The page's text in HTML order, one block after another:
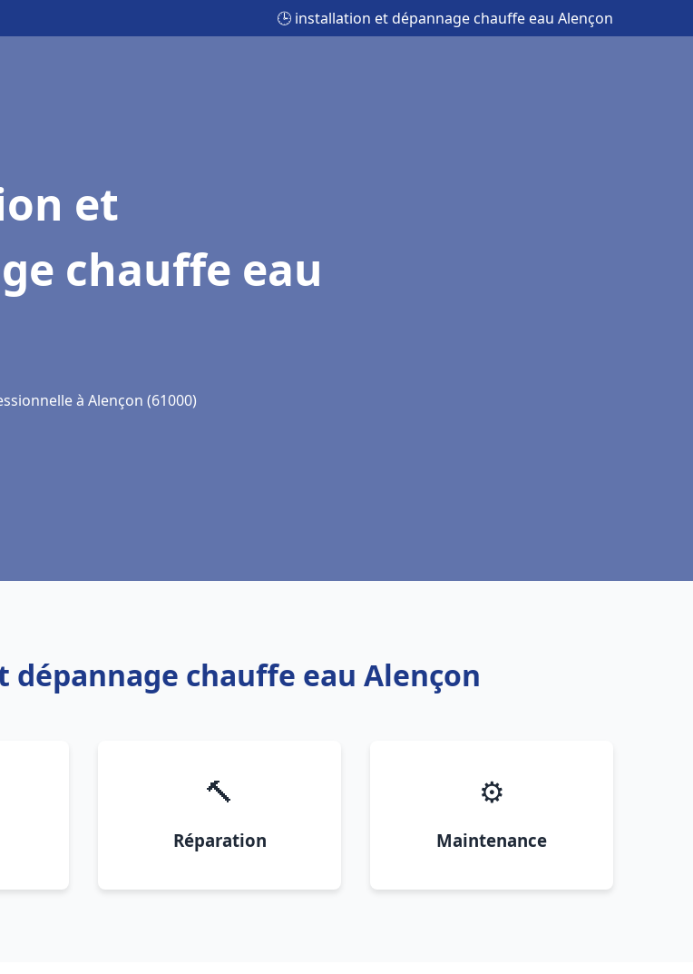
🕒 installation et dépannage chauffe eau Alençon
et
chauffe eau
à Alençon (61000)
chauffe eau Alençon
🔨
Réparation
⚙️
Maintenance